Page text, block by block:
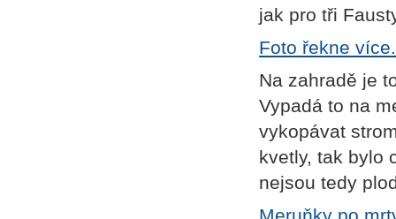
jak pro tři
Foto řekne více.
Na zahradě je
Vypadá to na
vykopávat
kvetly, tak bylo
nejsou tedy